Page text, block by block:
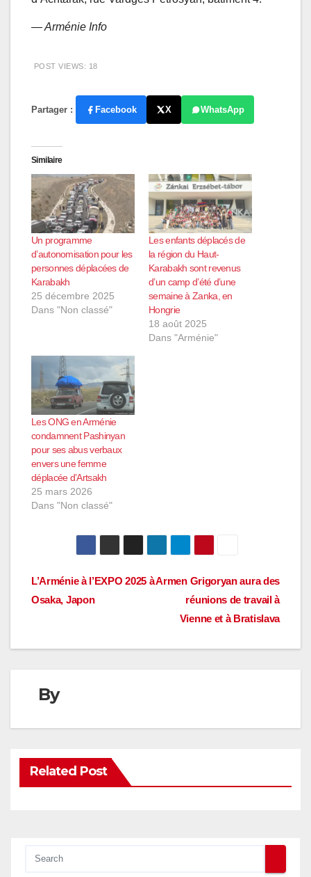
— Arménie Info
POST VIEWS: 18
Partager : Facebook X WhatsApp
Similaire
Un programme
d’autonomisation pour les
personnes déplacées de
Karabakh
25 décembre 2025
Dans "Non classé"
Les enfants déplacés de
la région du Haut-
Karabakh sont revenus
d’un camp d’été d’une
semaine à Zanka, en
Hongrie
18 août 2025
Dans "Arménie"
Les ONG en Arménie
condamnent Pashinyan
pour ses abus verbaux
envers une femme
déplacée d’Artsakh
25 mars 2026
Dans "Non classé"
Navigation
l’article
Armen Grigoryan aura des
réunions de travail à
Vienne et à Bratislava
L’Arménie à l’EXPO 2025 à
Osaka, Japon
By
Related Post